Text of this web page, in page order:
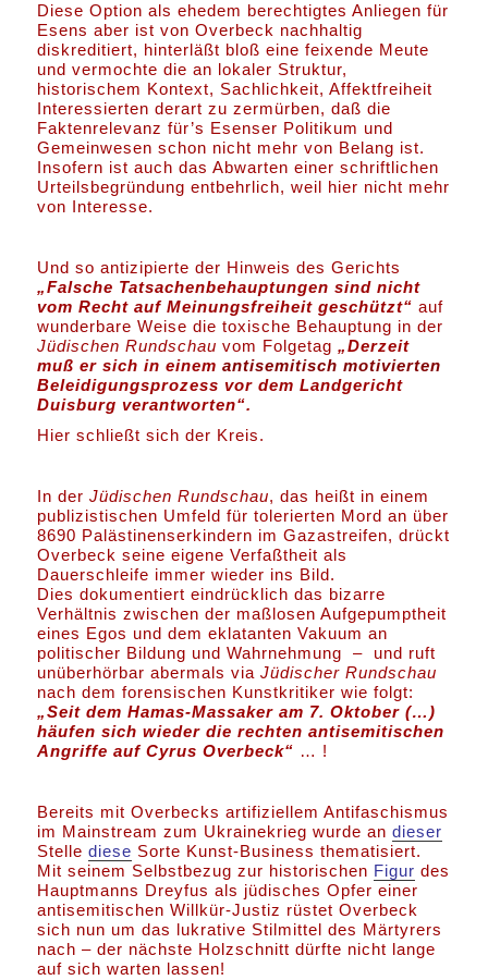
Diese Option als ehedem berechtigtes Anliegen für
Esens aber ist von Overbeck nachhaltig
diskreditiert, hinterläßt bloß eine feixende Meute
und vermochte die an lokaler Struktur,
historischem Kontext, Sachlichkeit, Affektfreiheit
Interessierten derart zu zermürben, daß die
Faktenrelevanz für’s Esenser Politikum und
Gemeinwesen schon nicht mehr von Belang ist.
Insofern ist auch das Abwarten einer schriftlichen
Urteilsbegründung entbehrlich, weil hier nicht mehr
von Interesse.
Und so antizipierte der Hinweis des Gerichts
„Falsche Tatsachenbehauptungen sind nicht
vom Recht auf Meinungsfreiheit geschützt“ auf
wunderbare Weise die toxische Behauptung in der
Jüdischen Rundschau vom Folgetag„Derzeit
muß er sich in einemantisemitisch motivierten
Beleidigungsprozess vor dem Landgericht
Duisburg verantworten“.
Hier schließt sich der Kreis.
In derJüdischen Rundschau, das heißt in einem
publizistischen Umfeld für tolerierten Mord an über
8690 Palästinenserkindern im Gazastreifen, drückt
Overbeck seine eigene Verfaßtheit als
Dauerschleife immer wieder ins Bild.
Dies dokumentiert eindrücklich das bizarre
Verhältnis zwischen der maßlosen Aufgepumptheit
eines Egos und dem eklatanten Vakuum an
politischer Bildung und Wahrnehmung – und ruft
unüberhörbar abermals viaJüdischer Rundschau
nach dem forensischen Kunstkritiker wie folgt:
„Seit dem Hamas-Massaker am 7. Oktober (…)
häufen sich wieder die rechten antisemitischen
Angriffe auf Cyrus Overbeck“ … !
Bereits mit Overbecks artifiziellem Antifaschismus
im Mainstream zum Ukrainekrieg wurde andieser
Stellediese Sorte Kunst-Business thematisiert.
Mit seinem Selbstbezug zur historischen Figur des
Hauptmanns Dreyfus als jüdisches Opfer einer
antisemitischen Willkür-Justiz rüstet Overbeck
sich nun um das lukrative Stilmittel des Märtyrers
nach – der nächste Holzschnitt dürfte nicht lange
auf sich warten lassen!